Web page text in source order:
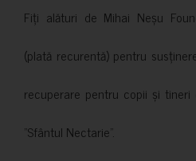
Fiți alături de Mihai Neșu
(plată recurentă) pentru
recuperare pentru copii și
”Sfântul Nectarie”.